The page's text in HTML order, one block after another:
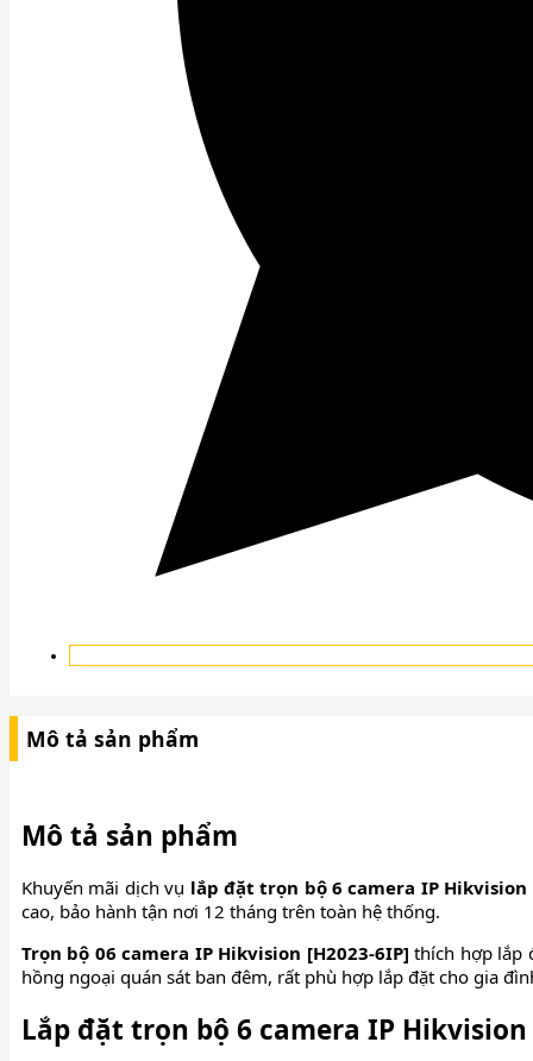
Mô tả sản phẩm
Mô tả sản phẩm
Khuyến mãi dịch vụ lắp đặt trọn bộ 6 camera IP Hikvision
cao, bảo hành tận nơi 12 tháng trên toàn hệ thống.
Trọn bộ 06 camera IP Hikvision [H2023-6IP] thích hợp lắp
hồng ngoại quán sát ban đêm, rất phù hợp lắp đặt cho gia
Lắp đặt trọn bộ 6 camera IP